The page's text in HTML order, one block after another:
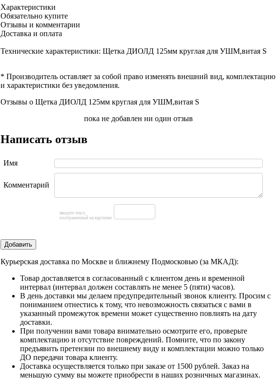
Характеристики
Обязательно купите
Отзывы и комментарии
Доставка и оплата
Технические характеристики: Щетка ДИОЛД 125мм круглая для УШМ,витая S
* Производитель оставляет за собой право изменять внешний вид, комплектацию
и характеристики без уведомления.
Отзывы о Щетка ДИОЛД 125мм круглая для УШМ,витая S
пока не добавлен ни один отзыв
Написать отзыв
Имя
Комментарий
введите текст,
изображенный на картинке
Добавить
Курьерская доставка по Москве и ближнему Подмосковью (за МКАД):
Товар доставляется в согласованный с клиентом день и временной
интервал (интервал должен составлять не менее 5 (пяти) часов).
В день доставки мы делаем предупредительный звонок клиенту. Просим с
пониманием отнестись к тому, что невозможность связаться с вами в
указанный промежуток времени может существенно повлиять на дату
доставки.
При получении вами товара внимательно осмотрите его, проверьте
комплектацию и отсутствие повреждений. Помните, что по закону
предъявить претензии по внешнему виду и комплектации можно только
ДО передачи товара клиенту.
Доставка осуществляется только при заказе от 1500 рублей. Заказ на
меньшую сумму вы можете приобрести в наших розничных магазинах.